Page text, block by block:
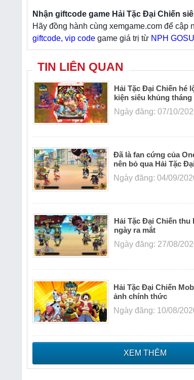
Nhận giftcode game Hải Tặc Đại Chiến
Hãy đồng hành cùng xemgame.com để
giftcode, vip code game giá trị từ NPH GOSU
TIN LIÊN QUAN
Hải Tặc Đại Chiến hé
kiện siêu khủng tháng
Ngày đăng: 07/10/
Đã là fan cứng của
nên bỏ qua Hải Tặc
Ngày đăng: 04/09/
Hải Tặc Đại Chiến thu
ngày ra mắt
Ngày đăng: 27/08/
Hải Tặc Đại Chiến
ảnh chính thức
Ngày đăng: 10/08/
XEM THÊM